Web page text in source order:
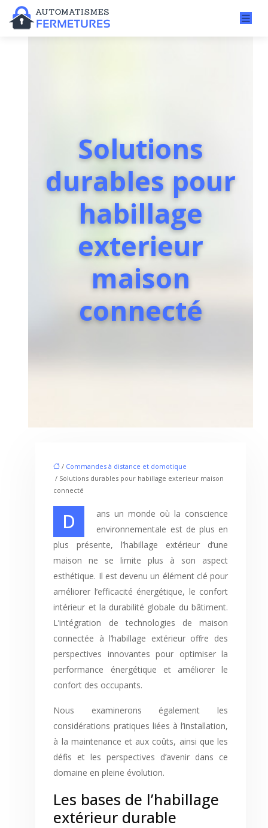
Solutions
durables pour
habillage
exterieur
maison
connecté
/ Commandes à distance et domotique
/ Solutions durables pour habillage exterieur maison
connecté
Dans un monde où la conscience
environnementale est de plus en
plus présente, l’habillage extérieur d’une
maison ne se limite plus à son aspect
esthétique. Il est devenu un élément clé pour
améliorer l’efficacité énergétique, le confort
intérieur et la durabilité globale du bâtiment.
L’intégration de technologies de maison
connectée à l’habillage extérieur offre des
perspectives innovantes pour optimiser la
performance énergétique et améliorer le
confort des occupants.
Nous examinerons également les
considérations pratiques liées à l’installation,
à la maintenance et aux coûts, ainsi que les
défis et les perspectives d’avenir dans ce
domaine en pleine évolution.
Les bases de l’habillage
extérieur durable